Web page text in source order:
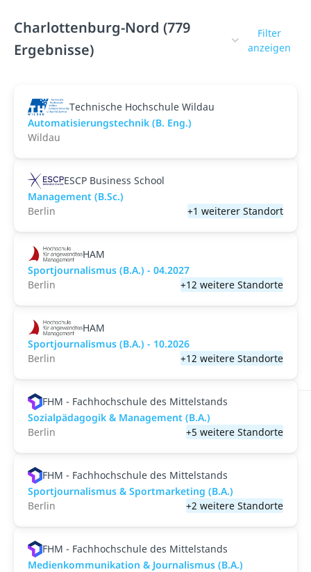
Charlottenburg-Nord (779
Ergebnisse)
Filter
anzeigen
Technische Hochschule Wildau
Automatisierungstechnik (B. Eng.)
Wildau
ESCP Business School
Management (B.Sc.)
Berlin
+1 weiterer Standort
HAM
Sportjournalismus (B.A.) - 04.2027
Berlin
+12 weitere Standorte
HAM
Sportjournalismus (B.A.) - 10.2026
Berlin
+12 weitere Standorte
FHM - Fachhochschule des Mittelstands
Sozialpädagogik & Management (B.A.)
Berlin
+5 weitere Standorte
FHM - Fachhochschule des Mittelstands
Sportjournalismus & Sportmarketing (B.A.)
Berlin
+2 weitere Standorte
FHM - Fachhochschule des Mittelstands
Medienkommunikation & Journalismus (B.A.)